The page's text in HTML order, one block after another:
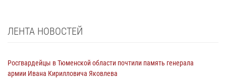
ЛЕНТА НОВОСТЕЙ
Росгвардейцы в Тюменской области почтили память генерала
армии Ивана Кирилловича Яковлева